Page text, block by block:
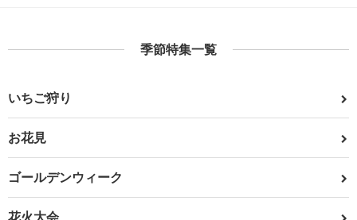
季節特集一覧
いちご狩り
お花見
ゴールデンウィーク